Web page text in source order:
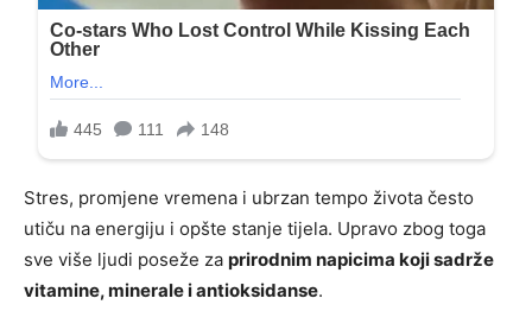
Stres, promjene vremena i ubrzan tempo života često
utiču na energiju i opšte stanje tijela. Upravo zbog toga
sve više ljudi poseže za prirodnim napicima koji sadrže
vitamine, minerale i antioksidanse.